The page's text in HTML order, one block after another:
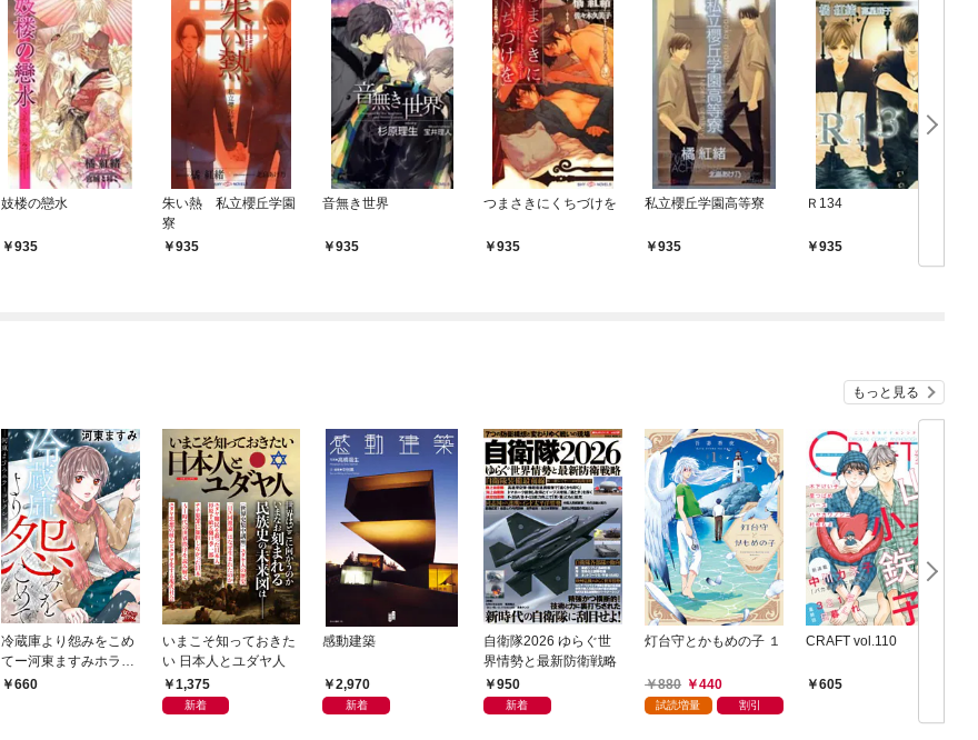
妓楼の戀水
935
朱い熱 私立櫻丘学園
寮
935
音無き世界
935
つまさきにくちづけを
935
私立櫻丘学園高等寮
935
Ｒ134
935
もっと見る
冷蔵庫より怨みをこめ
てー河東ますみホラー
コレクション 1ー
660
いまこそ知っておきた
い 日本人とユダヤ人
1,375
新着
感動建築
2,970
新着
自衛隊2026 ゆらぐ世
界情勢と最新防衛戦略
950
新着
灯台守とかもめの子 １
880 440
試読増量 割引
CRAFT vol.110
605